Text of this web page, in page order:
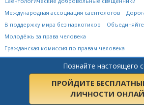
Познайте настоящего
ПРОЙДИТЕ
ЛИЧНОСТИ
Международная ассоциация саентологов
В поддержку мира без наркотиков
Молодёжь за права человека
Гражданская комиссия по правам человека
Международная Церковь Саентологии.Все
Политика конфиденциальности•Политика в
Условия пользования сайтом•Правовые